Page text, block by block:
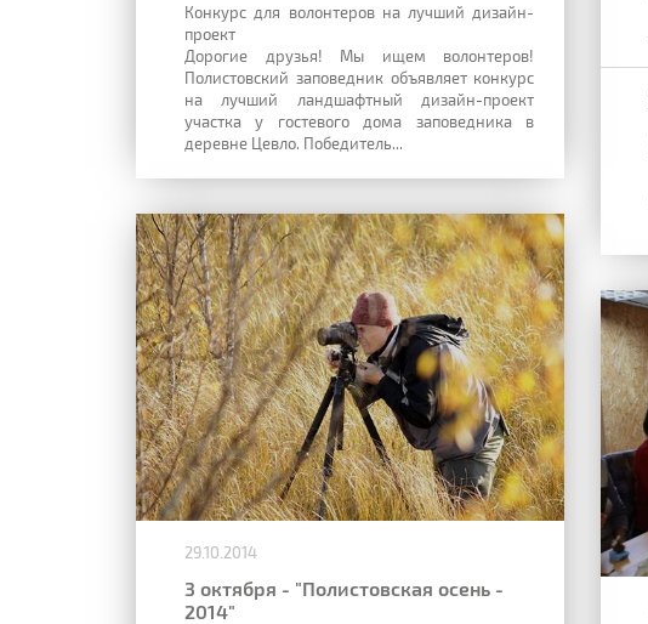
Конкурс для волонтеров на лучший дизайн-
проект
Дорогие друзья! Мы ищем волонтеров!
Полистовский заповедник объявляет конкурс
на лучший ландшафтный дизайн-проект
участка у гостевого дома заповедника в
деревне Цевло. Победитель...
29.10.2014
3 октября - "Полистовская осень -
2014"